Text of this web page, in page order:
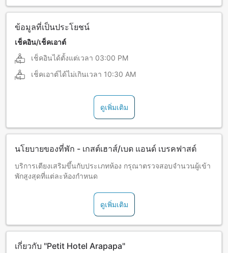
ข้อมูลที่เป็นประโยชน์
เช็คอิน/เช็คเอาต์
เช็คอินได้ตั้งแต่เวลา 03:00 PM
เช็คเอาต์ได้ไม่เกินเวลา 10:30 AM
ดูเพิ่มเติม
นโยบายของที่พัก - เกสต์เฮาส์/เบด แอนด์ เบรคฟาสต์
บริการเตียงเสริมขึ้นกับประเภทห้อง กรุณาตรวจสอบจำนวนผู้เข้า
พักสูงสุดที่แต่ละห้องกำหนด
ดูเพิ่มเติม
เกี่ยวกับ "Petit Hotel Arapapa"